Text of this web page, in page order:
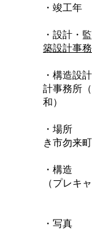
・
・
築設計事
・構
計事務所
和）
・
き市勿来町
・
（プレキ
・